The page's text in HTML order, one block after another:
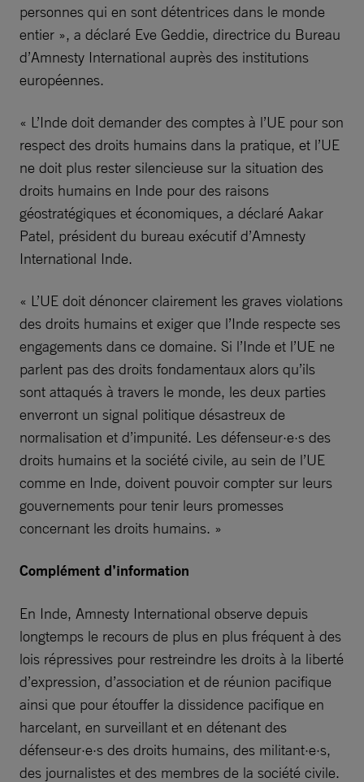
personnes qui en sont détentrices dans le monde
entier », a déclaré Eve Geddie, directrice du Bureau
d’Amnesty International auprès des institutions
européennes.
« L’Inde doit demander des comptes à l’UE pour son
respect des droits humains dans la pratique, et l’UE
ne doit plus rester silencieuse sur la situation des
droits humains en Inde pour des raisons
géostratégiques et économiques, a déclaré Aakar
Patel, président du bureau exécutif d’Amnesty
International Inde.
« L’UE doit dénoncer clairement les graves violations
des droits humains et exiger que l’Inde respecte ses
engagements dans ce domaine. Si l’Inde et l’UE ne
parlent pas des droits fondamentaux alors qu’ils
sont attaqués à travers le monde, les deux parties
enverront un signal politique désastreux de
normalisation et d’impunité. Les défenseur·e·s des
droits humains et la société civile, au sein de l’UE
comme en Inde, doivent pouvoir compter sur leurs
gouvernements pour tenir leurs promesses
concernant les droits humains. »
Complément d’information
En Inde, Amnesty International observe depuis
longtemps le recours de plus en plus fréquent à des
lois répressives pour restreindre les droits à la liberté
d’expression, d’association et de réunion pacifique
ainsi que pour étouffer la dissidence pacifique en
harcelant, en surveillant et en détenant des
défenseur·e·s des droits humains, des militant·e·s,
des journalistes et des membres de la société civile.